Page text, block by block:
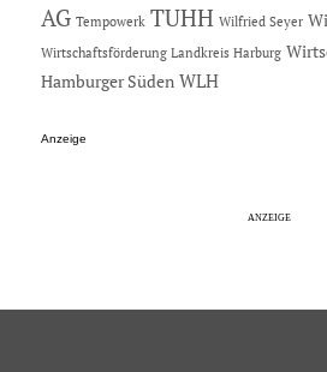
AG Tempowerk TUHH Wilfried Seyer
Wirtschaftsförderung Landkreis Harburg
Hamburger Süden WLH
Anzeige